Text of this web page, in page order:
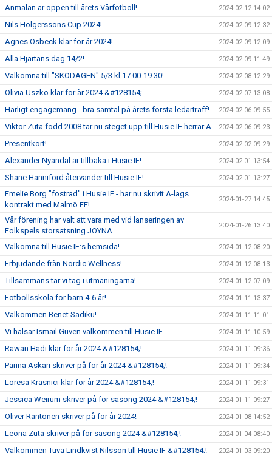
Anmälan är öppen till årets Vårfotboll! 2024-02-12 14:02
Nils Holgerssons Cup 2024! 2024-02-09 12:32
Agnes Osbeck klar för år 2024! 2024-02-09 12:09
Alla Hjärtans dag 14/2! 2024-02-09 11:49
Välkomna till "SKODAGEN" 5/3 kl.17.00-19.30! 2024-02-08 12:29
Olivia Uszko klar för år 2024 &#128154; 2024-02-07 13:08
Härligt engagemang - bra samtal på årets första ledarträff! 2024-02-06 09:55
Viktor Zuta född 2008 tar nu steget upp till Husie IF herrar A. 2024-02-06 09:23
Presentkort! 2024-02-02 09:29
Alexander Nyandal är tillbaka i Husie IF! 2024-02-01 13:54
Shane Hanniford återvänder till Husie IF! 2024-02-01 13:27
Emelie Borg "fostrad" i Husie IF - har nu skrivit A-lags
kontrakt med Malmö FF!
2024-01-27 14:45
Vår förening har valt att vara med vid lanseringen av
Folkspels storsatsning JOYNA.
2024-01-26 13:40
Välkomna till Husie IF:s hemsida! 2024-01-12 08:20
Erbjudande från Nordic Wellness! 2024-01-12 08:13
Tillsammans tar vi tag i utmaningarna! 2024-01-12 07:09
Fotbollsskola för barn 4-6 år! 2024-01-11 13:37
Välkommen Benet Sadiku! 2024-01-11 11:01
Vi hälsar Ismail Güven välkommen till Husie IF. 2024-01-11 10:59
Rawan Hadi klar för år 2024 &#128154;! 2024-01-11 09:36
Parina Askari skriver på för år 2024 &#128154;! 2024-01-11 09:34
Loresa Krasnici klar för år 2024 &#128154;! 2024-01-11 09:31
Jessica Weirum skriver på för säsong 2024 &#128154;! 2024-01-11 09:27
Oliver Rantonen skriver på för år 2024! 2024-01-08 14:52
Leona Zuta skriver på för säsong 2024 &#128154;! 2024-01-04 08:40
Välkommen Tuva Lindkvist Nilsson till Husie IF &#128154;! 2024-01-03 09:20